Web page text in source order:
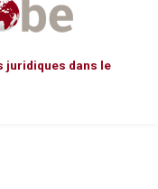
juridiques dans le